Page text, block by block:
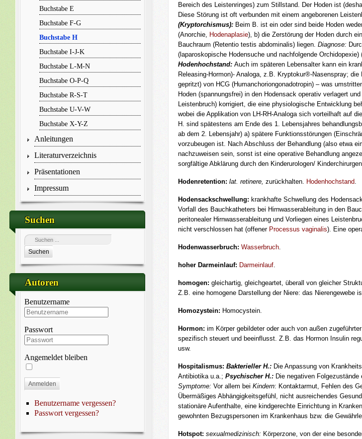
Buchstabe E
Buchstabe F-G
Buchstabe H
Buchstabe I-J-K
Buchstabe L-M-N
Buchstabe O-P-Q
Buchstabe R-S-T
Buchstabe U-V-W
Buchstabe X-Y-Z
Anleitungen
Literaturverzeichnis
Präsentationen
Impressum
Suchen
Suchen
Autoren
Benutzername
Passwort
Angemeldet bleiben
Anmelden
Benutzername vergessen?
Passwort vergessen?
Bereich des Leistenringes) zum Stillstand. Der Hoden ist
Diese Störung ist oft verbunden mit einem angeborenen
(Kryptorchismus): Beim B. ist ein oder sind beide Hoden
(Anorchie, Hodenaplasie), b) die Zerstörung der Hoden durch
Bauchraum (Retentio testis abdomi­nalis) liegen. Diagnose:
(laparoskopische Hodensuche und nachfolgende
Hodenhochstand:Auch im späteren Lebensalter kann ein
Releasing-Hormon)- Analoga, z.B. Kryptokur®-Nasenspray;
gepritzt) von HCG (Hu­man­choriongonadotropin) – was
Hoden (spannungsfrei) in den Hodensack operativ verlagert
Leistenbruch) korrigiert, die eine physiologische Entwicklung
wobei die Applikation von LH-RH-Ana­loga sich vorteilhaft auf
H. sind spätestens am Ende des 1. Lebensjahres
ab dem 2. Lebensjahr) a) spätere Funktionsstörungen
vorzubeugen ist. Nach Abschluss der Behandlung (also etwa
nachzuweisen sein, sonst ist eine operative Behandlung
sorgfältige Abklärung durch den Kinderurologen/
Hodenretention: lat. retinere, zurückhalten. Hodenhochstand.
Hodensackschwellung: krankhafte Schwellung des
Vorfall des Bauchkatheters bei Hirnwasserableitung in den
peritonealer Hirnwasserableitung und Vorliegen eines
nicht verschlossen hat (offener Processus vaginalis). Eine
Hodenwasserbruch: Wasserbruch.
hoher Darmeinlauf: Darmeinlauf.
homogen: gleichartig, gleichgeartet, überall von gleicher
Z.B. eine homogene Darstellung der Niere: das Nierengewebe
Homozystein: Homocystein.
Hormon: im Körper gebildeter oder auch von außen
spezifisch steuert und beeinflusst. Z.B. das Hormon Insulin
usw.
Hospitalismus: Bakterieller H.: Die Anpassung von
Antibiotika u.a.; Psychischer H.:Die negativen Folgezustände
Symptome: Vor allem bei Kindern: Kontaktarmut, Fehlen des
Übermäßiges Abhängigkeitsgefühl, nicht ausreichendes
stationäre Aufenthalte, eine kindgerechte Einrichtung in
gewohnten Bezugspersonen im Krankenhaus bzw. die
Hotspot: sexualmedizinisch: Körperzone, von der eine